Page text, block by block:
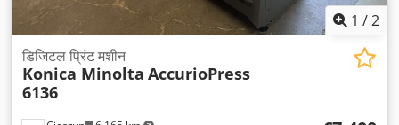
1 /2
डिजिटल प्रिंट मशीन
Konica Minolta AccurioPress
6136